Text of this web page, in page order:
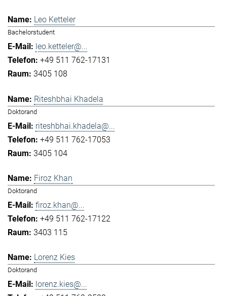
Leo Ketteler
Bachelorstudent
leo.ketteler@...
+49 511 762-17131
3405 108
Riteshbhai Khadela
Doktorand
riteshbhai.khadela@...
+49 511 762-17053
3405 104
Firoz Khan
Doktorand
firoz.khan@...
+49 511 762-17122
3403 115
Lorenz Kies
Doktorand
lorenz.kies@...